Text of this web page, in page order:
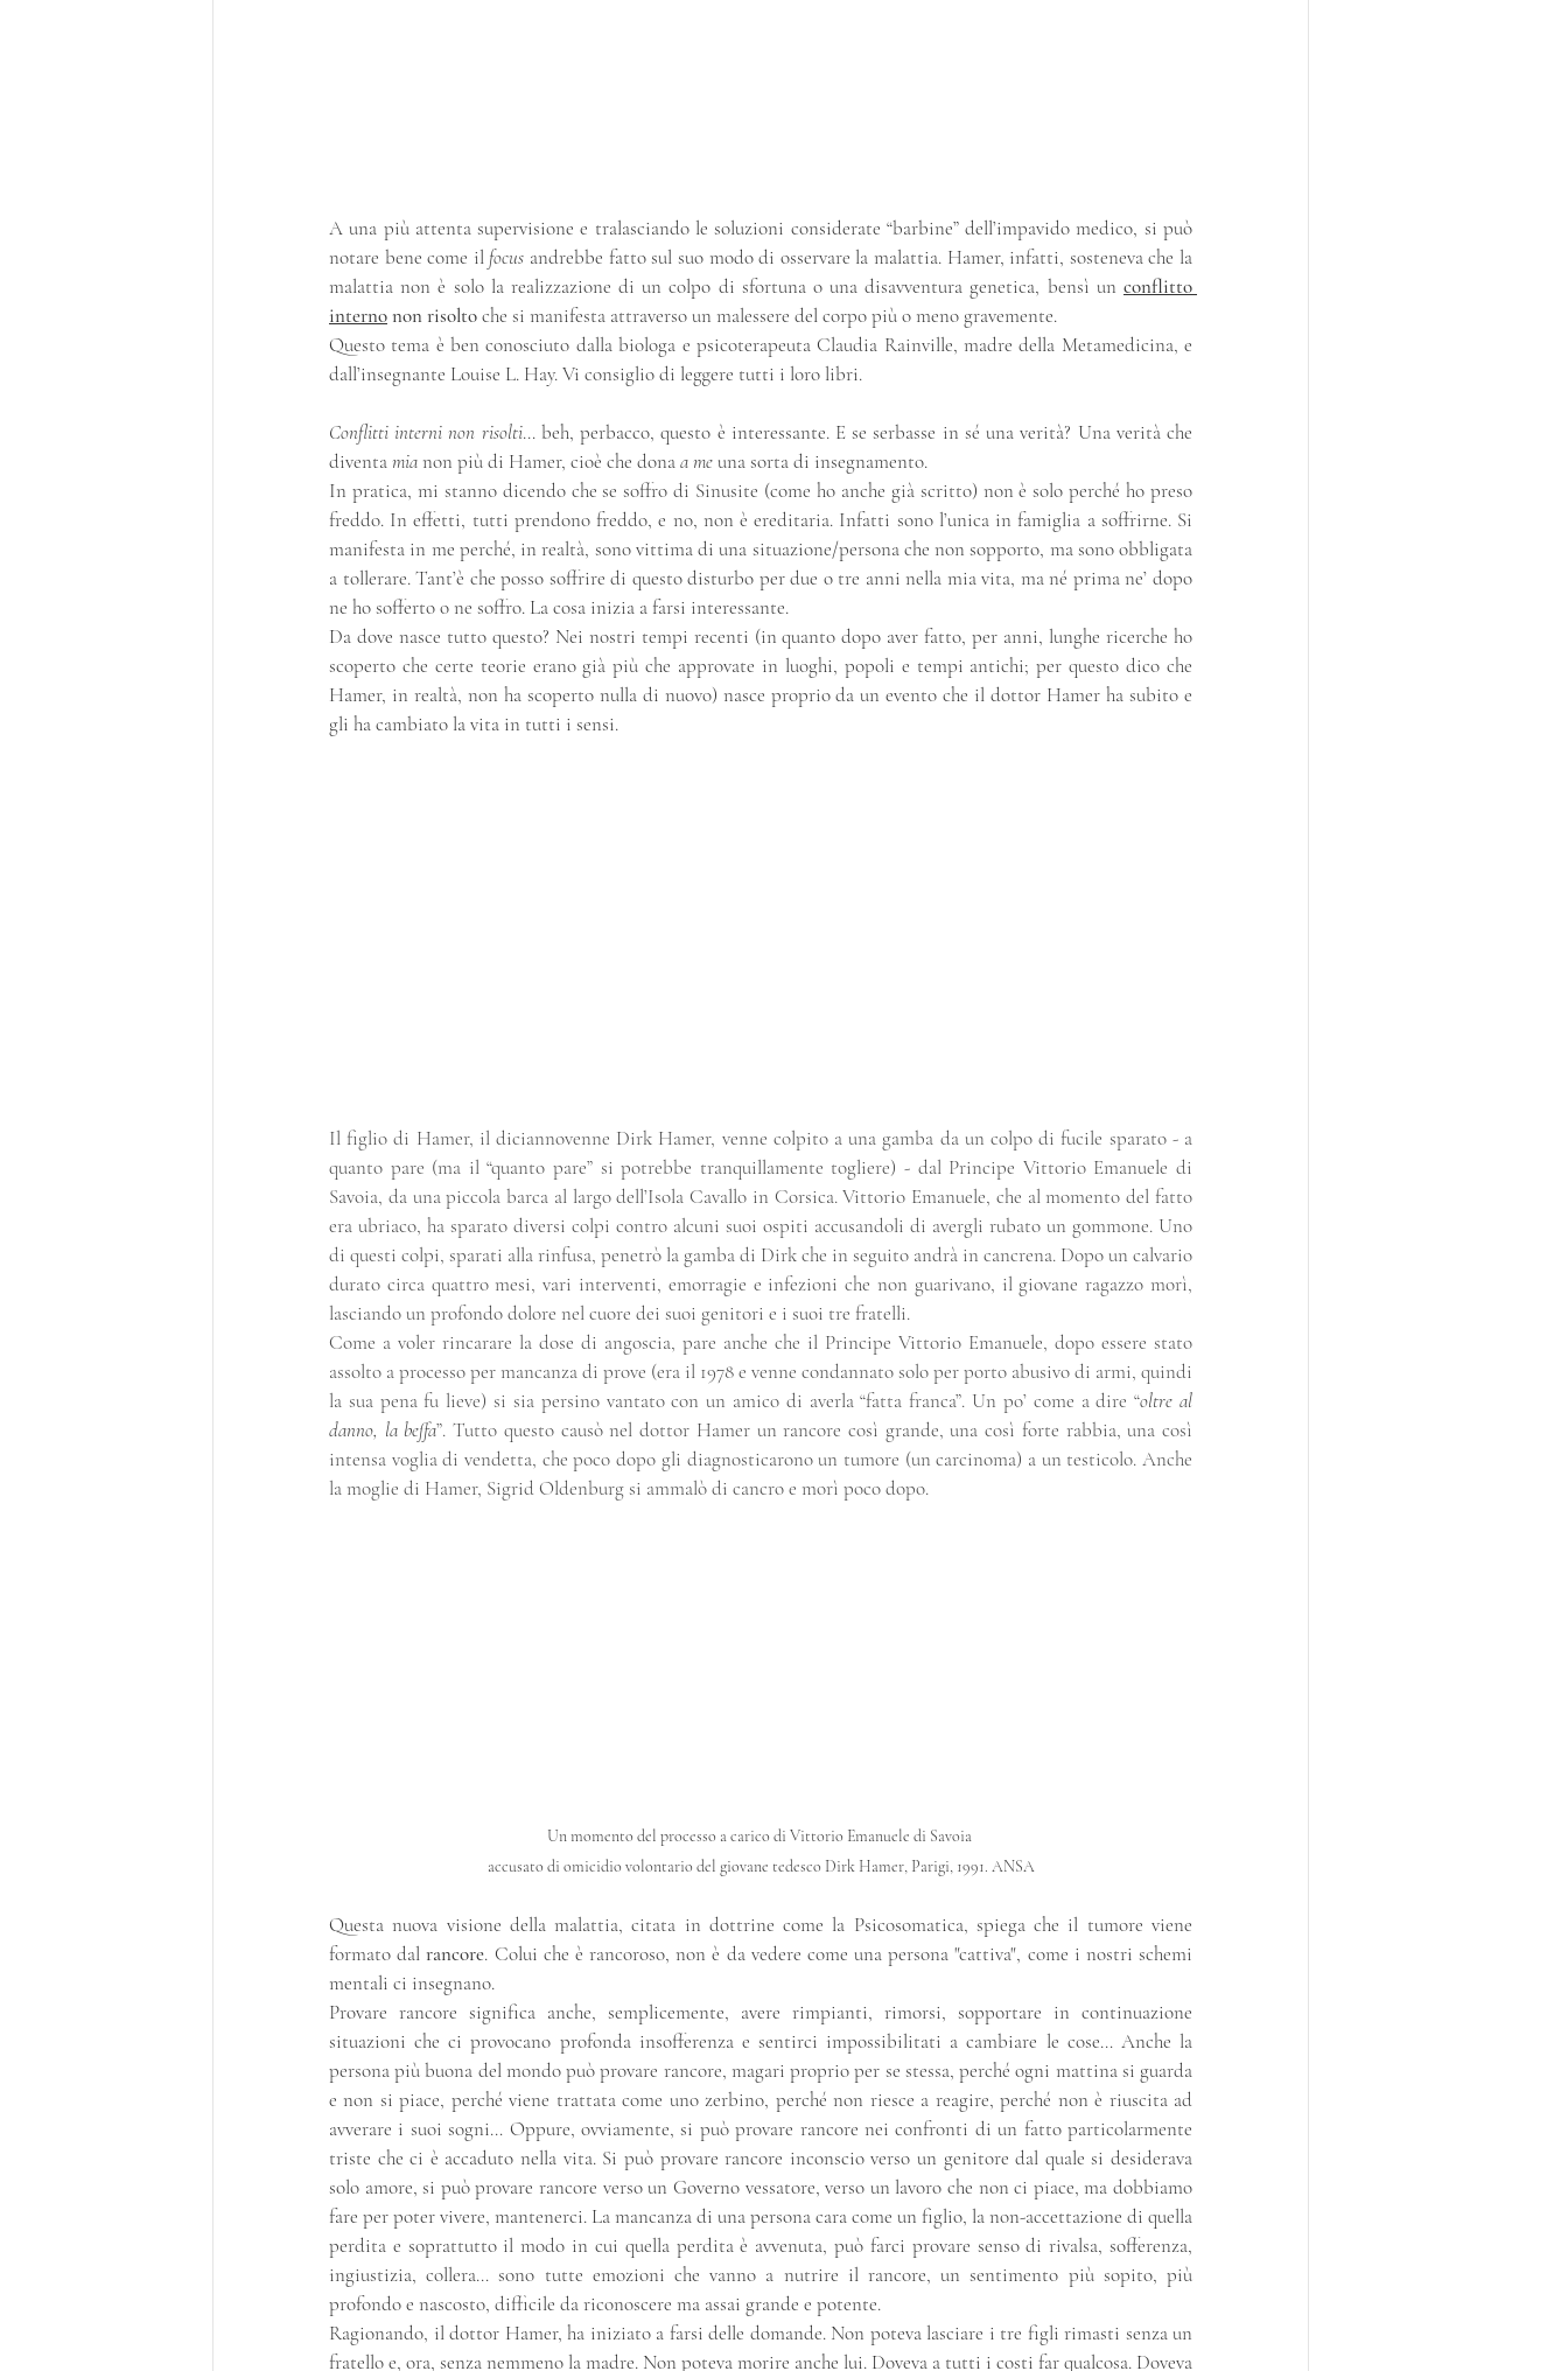
A una più attenta supervisione e tralasciando le soluzioni considerate “barbine” dell’impavido medico, si può
notare bene come il focus andrebbe fatto sul suo modo di osservare la malattia. Hamer, infatti, sosteneva che la
malattia non è solo la realizzazione di un colpo di sfortuna o una disavventura genetica, bensì un conflitto
interno non risolto che si manifesta attraverso un malessere del corpo più o meno gravemente.
Questo tema è ben conosciuto dalla biologa e psicoterapeuta Claudia Rainville, madre della Metamedicina, e
dall’insegnante Louise L. Hay. Vi consiglio di leggere tutti i loro libri.
Conflitti interni non risolti… beh, perbacco, questo è interessante. E se serbasse in sé una verità? Una verità che
diventa mia non più di Hamer, cioè che dona a me una sorta di insegnamento.
In pratica, mi stanno dicendo che se soffro di Sinusite (come ho anche già scritto) non è solo perché ho preso
freddo. In effetti, tutti prendono freddo, e no, non è ereditaria. Infatti sono l’unica in famiglia a soffrirne. Si
manifesta in me perché, in realtà, sono vittima di una situazione/persona che non sopporto, ma sono obbligata
a tollerare. Tant’è che posso soffrire di questo disturbo per due o tre anni nella mia vita, ma né prima ne’ dopo
ne ho sofferto o ne soffro. La cosa inizia a farsi interessante.
Da dove nasce tutto questo? Nei nostri tempi recenti (in quanto dopo aver fatto, per anni, lunghe ricerche ho
scoperto che certe teorie erano già più che approvate in luoghi, popoli e tempi antichi; per questo dico che
Hamer, in realtà, non ha scoperto nulla di nuovo) nasce proprio da un evento che il dottor Hamer ha subito e
gli ha cambiato la vita in tutti i sensi.
Il figlio di Hamer, il diciannovenne Dirk Hamer, venne colpito a una gamba da un colpo di fucile sparato - a
quanto pare (ma il “quanto pare” si potrebbe tranquillamente togliere) - dal Principe Vittorio Emanuele di
Savoia, da una piccola barca al largo dell’Isola Cavallo in Corsica. Vittorio Emanuele, che al momento del fatto
era ubriaco, ha sparato diversi colpi contro alcuni suoi ospiti accusandoli di avergli rubato un gommone. Uno
di questi colpi, sparati alla rinfusa, penetrò la gamba di Dirk che in seguito andrà in cancrena. Dopo un calvario
durato circa quattro mesi, vari interventi, emorragie e infezioni che non guarivano, il giovane ragazzo morì,
lasciando un profondo dolore nel cuore dei suoi genitori e i suoi tre fratelli.
Come a voler rincarare la dose di angoscia, pare anche che il Principe Vittorio Emanuele, dopo essere stato
assolto a processo per mancanza di prove (era il 1978 e venne condannato solo per porto abusivo di armi, quindi
la sua pena fu lieve) si sia persino vantato con un amico di averla “fatta franca”. Un po’ come a dire “oltre al
danno, la beffa”. Tutto questo causò nel dottor Hamer un rancore così grande, una così forte rabbia, una così
intensa voglia di vendetta, che poco dopo gli diagnosticarono un tumore (un carcinoma) a un testicolo. Anche
la moglie di Hamer, Sigrid Oldenburg si ammalò di cancro e morì poco dopo.
Un momento del processo a carico di Vittorio Emanuele di Savoia
accusato di omicidio volontario del giovane tedesco Dirk Hamer, Parigi, 1991. ANSA
Questa nuova visione della malattia, citata in dottrine come la Psicosomatica, spiega che il tumore viene
formato dal rancore. Colui che è rancoroso, non è da vedere come una persona "cattiva", come i nostri schemi
mentali ci insegnano.
Provare rancore significa anche, semplicemente, avere rimpianti, rimorsi, sopportare in continuazione
situazioni che ci provocano profonda insofferenza e sentirci impossibilitati a cambiare le cose… Anche la
persona più buona del mondo può provare rancore, magari proprio per se stessa, perché ogni mattina si guarda
e non si piace, perché viene trattata come uno zerbino, perché non riesce a reagire, perché non è riuscita ad
avverare i suoi sogni… Oppure, ovviamente, si può provare rancore nei confronti di un fatto particolarmente
triste che ci è accaduto nella vita. Si può provare rancore inconscio verso un genitore dal quale si desiderava
solo amore, si può provare rancore verso un Governo vessatore, verso un lavoro che non ci piace, ma dobbiamo
fare per poter vivere, mantenerci. La mancanza di una persona cara come un figlio, la non-accettazione di quella
perdita e soprattutto il modo in cui quella perdita è avvenuta, può farci provare senso di rivalsa, sofferenza,
ingiustizia, collera… sono tutte emozioni che vanno a nutrire il rancore, un sentimento più sopito, più
profondo e nascosto, difficile da riconoscere ma assai grande e potente.
Ragionando, il dottor Hamer, ha iniziato a farsi delle domande. Non poteva lasciare i tre figli rimasti senza un
fratello e, ora, senza nemmeno la madre. Non poteva morire anche lui. Doveva a tutti i costi far qualcosa. Doveva